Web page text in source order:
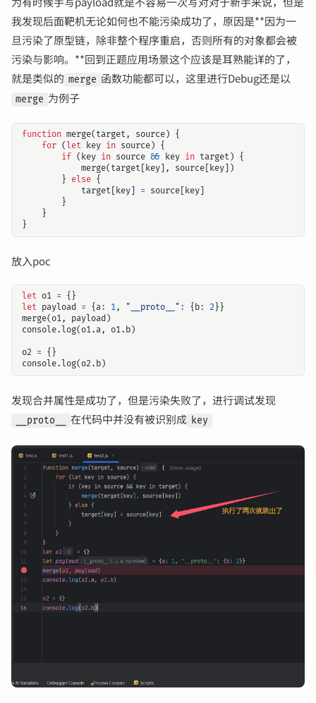
我发现后面靶机无论如何也不能污染成功了，原因是**因为一
旦污染了原型链，除非整个程序重启，否则所有的对象都会被
污染与影响。**回到正题应用场景这个应该是耳熟能详的了，
就是类似的 merge 函数功能都可以，这里进行Debug还是以
merge 为例子
function merge( target, source) {
for (let key in source) {
if ( key in source && key in target) {
merge( target [key], source [key])
} else {
target [key] = source [key]
}
}
}
放入poc
let o1 = {}
let payload = { a: 1, "__proto__" : { b: 2 }}
merge( o1, payload)
console. log( o1. a, o1. b)
o2 = {}
console. log( o2 . b)
发现合并属性是成功了，但是污染失败了，进行调试发现
__proto__ 在代码中并没有被识别成 key